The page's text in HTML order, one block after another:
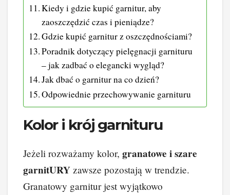
Kiedy i gdzie kupić garnitur, aby
zaoszczędzić czas i pieniądze?
Gdzie kupić garnitur z oszczędnościami?
Poradnik dotyczący pielęgnacji garnituru
– jak zadbać o elegancki wygląd?
Jak dbać o garnitur na co dzień?
Odpowiednie przechowywanie garnituru
Kolor i krój garnituru
Jeżeli rozważamy kolor, granatowe i szare
garnitURY zawsze pozostają w trendzie.
Granatowy garnitur jest wyjątkowo